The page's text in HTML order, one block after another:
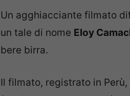
Un agghiacciante filmato
un tale di nome Eloy
bere birra.
Il filmato, registrato in